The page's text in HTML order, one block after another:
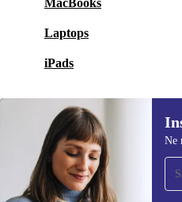
MacBooks
Laptops
iPads
Ne
Recevoir
refurbed par